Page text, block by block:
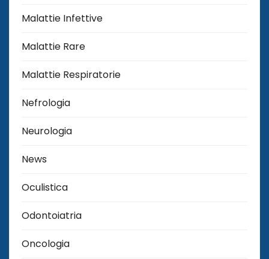
Malattie Infettive
Malattie Rare
Malattie Respiratorie
Nefrologia
Neurologia
News
Oculistica
Odontoiatria
Oncologia